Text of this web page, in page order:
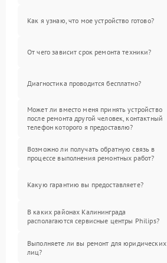
Как я узнаю, что мое устройство готово?
От чего зависит срок ремонта техники?
Диагностика проводится бесплатно?
Может ли вместо меня принять устройство
после ремонта другой человек, контактный
телефон которого я предоставлю?
Возможно ли получать обратную связь в
процессе выполнения ремонтных работ?
Какую гарантию вы предоставляете?
В каких районах Калининграда
располагаются сервисные центры Philips?
Выполняете ли вы ремонт для юридических
лиц?